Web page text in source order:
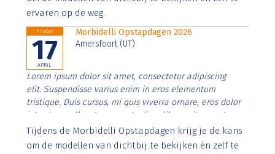
ervaren op de weg.
Friday
17
APRIL
Morbidelli Opstapdagen 2026
Amersfoort (UT)
Lorem ipsum dolor sit amet, consectetur adipiscing
elit. Suspendisse varius enim in eros elementum
tristique. Duis cursus, mi quis viverra ornare, eros dolor
interdum nulla, ut commodo diam libero vitae erat.
Aenean faucibus nibh et justo cursus id rutrum lorem
imperdiet. Nunc ut sem vitae risus tristique posuere.
Tijdens de Morbidelli Opstapdagen krijg je de kans
om de modellen van dichtbij te bekijken én zelf te